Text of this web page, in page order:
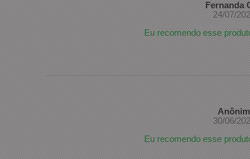
Fernanda
24/07/
Eu recomendo esse
30/06/
Eu recomendo esse